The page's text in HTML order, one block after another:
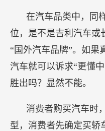
在汽车品类中，同
位，是不是吉利汽车或
“国外汽车品牌”。如果
汽车就可以诉求“更懂
胜出吗？显然不能。
消费者购买汽车时
型，消费者先确定买轿